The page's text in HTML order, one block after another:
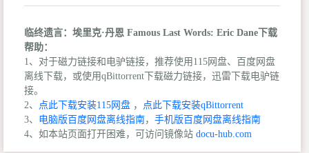
临终遗言：埃里克·丹恩 Famous Last Words: Eric Dane下载
帮助：
1、对于磁力链接和电驴链接，推荐使用115网盘、百度网盘
离线下载，或使用qBittorrent下载磁力链接，迅雷下载电驴链
接。
2、
点此下载安装115网盘 ，
点此下载安装qBittorrent
3、
电脑版百度网盘离线指南， 手机版百度网盘离线指南
4、如本站页面打开困难，可访问镜像站 docu-hub.com